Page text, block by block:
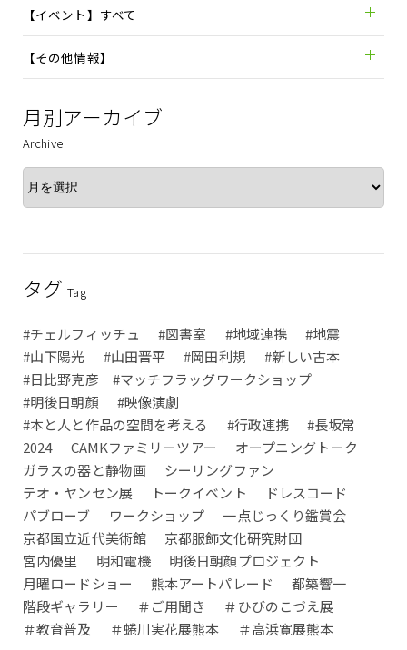
【イベント】すべて
【その他情報】
月別アーカイブ
Archive
タグTag
#チェルフィッチュ #図書室 #地域連携
#地震
#山下陽光
#山田晋平 #岡田利規
#新しい古本
#日比野克彦 #マッチフラッグワークショップ
#明後日朝顔
#映像演劇
#本と人と作品の空間を考える
#行政連携
#長坂常
2024
CAMKファミリーツアー
オープニングトーク
ガラスの器と静物画
シーリングファン
テオ・ヤンセン展
トークイベント
ドレスコード
パブローブ
ワークショップ
一点じっくり鑑賞会
京都国立近代美術館
京都服飾文化研究財団
宮内優里
明和電機
明後日朝顔プロジェクト
月曜ロードショー
熊本アートパレード
都築響一
階段ギャラリー
＃ご用聞き
＃ひびのこづえ展
＃教育普及
＃蜷川実花展熊本 ＃高浜寛展熊本